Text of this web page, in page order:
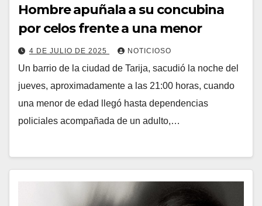
Hombre apuñala a su concubina
por celos frente a una menor
4 DE JULIO DE 2025 NOTICIOSO
Un barrio de la ciudad de Tarija, sacudió la noche del
jueves, aproximadamente a las 21:00 horas, cuando
una menor de edad llegó hasta dependencias
policiales acompañada de un adulto,…